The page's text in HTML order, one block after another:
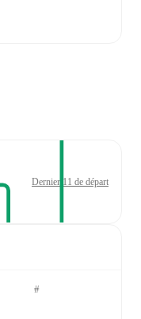
Dernier 11 de départ
#